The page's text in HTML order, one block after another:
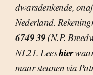
dwarsdenkende,
Nederland.
6749 39(N.P.
NL21. Leeshier
maar steunen via